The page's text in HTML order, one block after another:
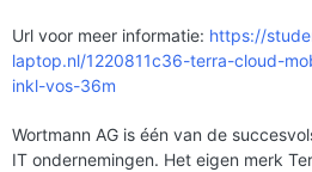
Url voor meer informatie: https://
laptop.nl/1220811c36-terra-cloud-
inkl-vos-36m
Wortmann AG is één van de
IT ondernemingen. Het eigen merk